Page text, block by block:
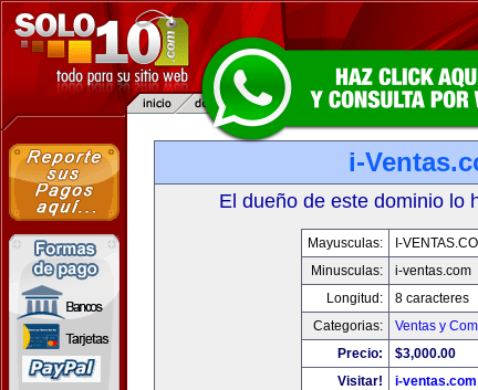
i-
El dueño de este dominio lo
Mayusculas:
I-
Minusculas:
i-ventas.com
Longitud:
8 caracteres
Categorias:
Ventas y
Precio:
$3,000.00
Visitar!
i-ventas.com